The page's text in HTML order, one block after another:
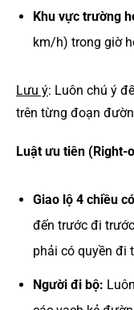
Khu vực trường
km/h) trong giờ
Lưu ý: Luôn chú ý
trên từng đoạn
Luật ưu tiên (Right-
Giao lộ 4 chiều
đến trước đi
phải có quyền đi
Người đi bộ: